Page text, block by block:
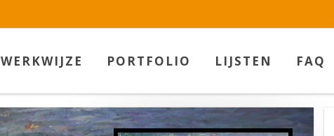
WERKWIJZE PORTFOLIO LIJSTEN FAQ